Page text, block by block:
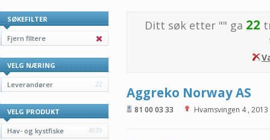
SØKEFILTER
Fjern filtere
VELG NÆRING
Leverandører 22
VELG PRODUKT
Hav- og kystfiske 4939
Ditt søk etter "" ga 22
Aggreko Norway AS
81 00 03 33 Hvamsvingen 4, 2013